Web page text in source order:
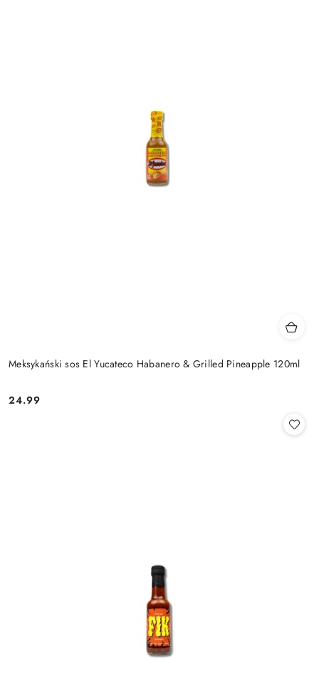
Meksykański sos El Yucateco Habanero & Grilled Pineapple 120ml
Cena:
24.99